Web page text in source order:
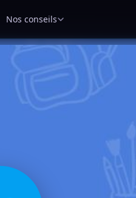
Nos conseils